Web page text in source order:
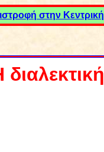
στην